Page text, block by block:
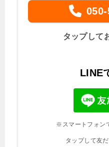
タップして
LINE
※スマートフォン
タップして友